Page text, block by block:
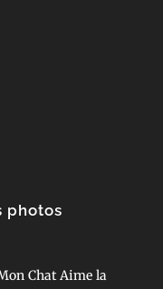
photos
Chat Aime la